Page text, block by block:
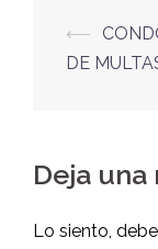
⟵
DE
Deja
Lo siento,